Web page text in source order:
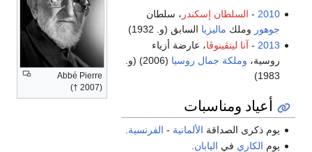
Abbé Pierre
(† 2007)
2010
- السلطان إسكندر ، سلطان
جوهور وملك ماليزيا السابق (و. 1932)
2013
- آنا ليتڤينوڤا، عارضة أزياء
روسية، وملكة جمال روسيا
(2006) (و.
1983)
أعياد ومناسبات
يوم ذكرى الصداقة الألمانية - الفرنسية
يوم الكاري في اليابان